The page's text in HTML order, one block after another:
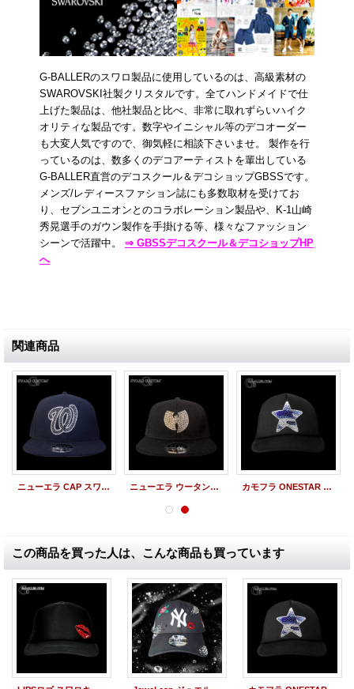
G-BALLERのスワロ製品に使用しているのは、高級素材の
SWAROVSKI社製クリスタルです。全てハンドメイドで仕
上げた製品は、他社製品と比べ、非常に取れずらいハイク
オリティな製品です。数字やイニシャル等のデコオーダー
も大変人気ですので、御気軽に相談下さいませ。 製作を行
っているのは、数多くのデコアーティストを輩出している
G-BALLER直営のデコスクール＆デコショップGBSSです。
メンズ/レディースファション誌にも多数取材を受けてお
り、セブンユニオンとのコラボレーション製品や、K-1山崎
秀晃選手のガウン製作を手掛ける等、様々なファッション
シーンで活躍中。 ⇒ GBSSデコスクール＆デコショップHP
へ
関連商品
ニューエラ CAP スワロ ナショナルズ NEW ERA/OTTO ニューエラ ウータンクラン スワロCAPオーダー 【Official】 カモフラ ONESTAR スワロキャップ
この商品を買った人は、こんな商品も買っています